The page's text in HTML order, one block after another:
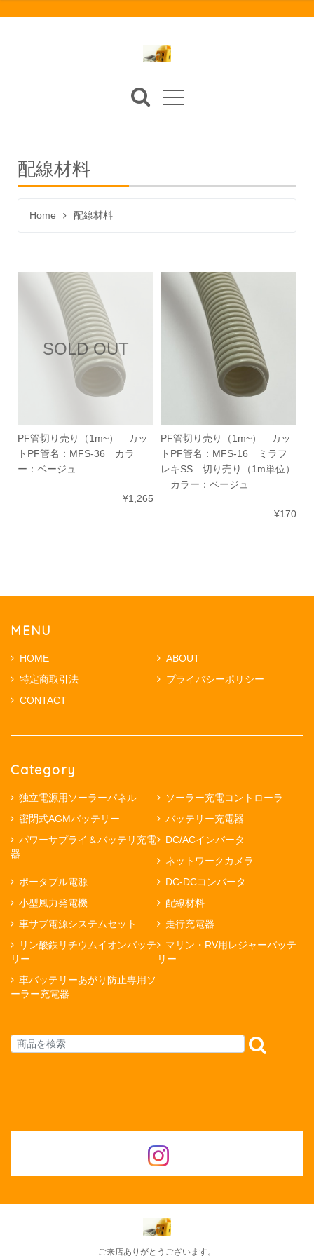
配線材料
Home 配線材料
SOLD OUT
PF管切り売り（1m~） カッ
トPF管名：MFS-36 カラ
ー：ベージュ
¥1,265
PF管切り売り（1m~） カッ
トPF管名：MFS-16 ミラフ
レキSS 切り売り（1m単位）
カラー：ベージュ
¥170
MENU
HOME
ABOUT
特定商取引法
プライバシーポリシー
CONTACT
Category
独立電源用ソーラーパネル
ソーラー充電コントローラ
密閉式AGMバッテリー
バッテリー充電器
パワーサプライ＆バッテリ充電
器
DC/ACインバータ
ネットワークカメラ
ポータブル電源
DC-DCコンバータ
小型風力発電機
配線材料
車サブ電源システムセット
走行充電器
リン酸鉄リチウムイオンバッテ
リー
マリン・RV用レジャーバッテ
リー
車バッテリーあがり防止専用ソ
ーラー充電器
ご来店ありがとうございます。